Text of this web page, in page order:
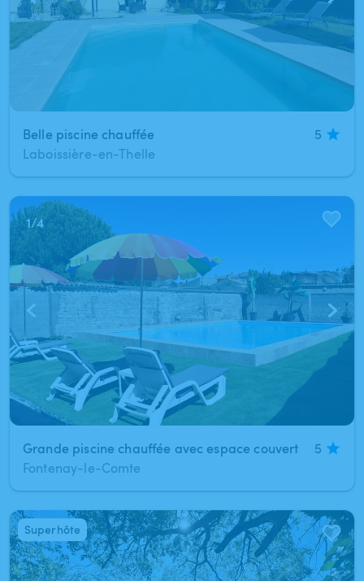
Belle piscine chauffée
5
Laboissière-en-Thelle
1/4
Grande piscine chauffée avec espace couvert
5
Fontenay-le-Comte
1/7
Superhôte